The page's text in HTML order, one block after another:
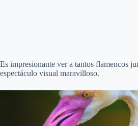
Es impresionante ver a tantos flamencos
espectáculo visual maravilloso.